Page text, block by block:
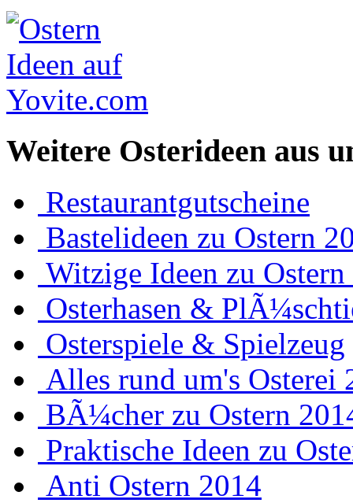
Weitere Osterideen aus
Restaurantgutscheine
Bastelideen zu Ostern
Witzige Ideen zu
Osterhasen &
Osterspiele & Spielzeug
Alles rund um's Osterei
BÃ¼cher zu Ostern
Praktische Ideen zu
Anti Ostern 2014